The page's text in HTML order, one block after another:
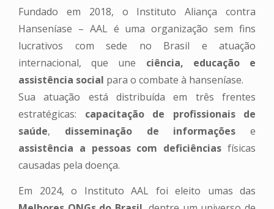
Fundado em 2018, o Instituto Aliança contra
Hanseníase – AAL é uma organização sem fins
lucrativos com sede no Brasil e atuação
internacional, que une ciência, educação e
assistência social para o combate à hanseníase.
Sua atuação está distribuída em três frentes
estratégicas: capacitação de profissionais de
saúde, disseminação de informações e
assistência a pessoas com deficiências físicas
causadas pela doença.
Em 2024, o Instituto AAL foi eleito umas das